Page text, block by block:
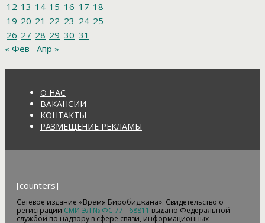
12 13 14 15 16 17 18
19 20 21 22 23 24 25
26 27 28 29 30 31
« Фев
Апр »
О НАС
ВАКАНСИИ
КОНТАКТЫ
РАЗМЕЩЕНИЕ РЕКЛАМЫ
[counters]
Сетевое издание «Время Биробиджана». Свидетельство о
регистрации СМИ ЭЛ № ФС 77 - 68811 выдано Федеральной
службой по надзору в сфере связи, информационных